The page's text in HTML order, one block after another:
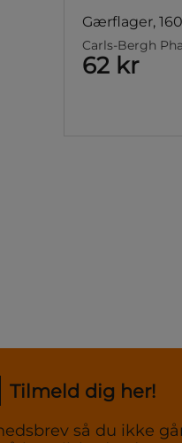
Gærflager,
Carls-Bergh
62 kr
Tilmeld dig her!
så du ikke